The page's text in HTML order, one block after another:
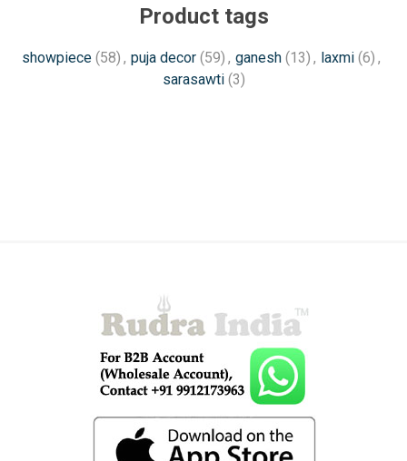
Product tags
showpiece (58) , puja decor (59) , ganesh (13) , laxmi (6) ,
sarasawti (3)